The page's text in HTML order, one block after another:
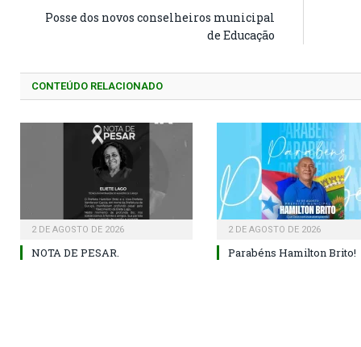
Posse dos novos conselheiros municipal
de Educação
CONTEÚDO RELACIONADO
2 DE AGOSTO DE 2026
NOTA DE PESAR.
2 DE AGOSTO DE 2026
Parabéns Hamilton Brito!